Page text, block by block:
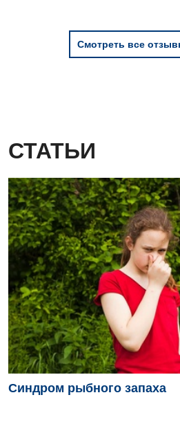
Детская эндокринология
Смотреть все
СТАТЬИ
Синдром рыбного запаха